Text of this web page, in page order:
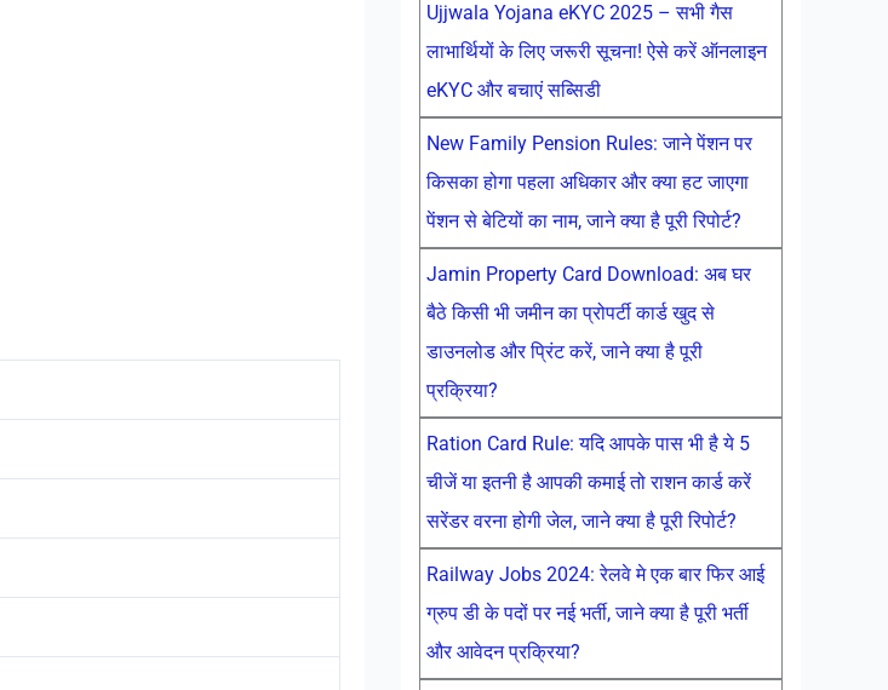
Ujjwala Yojana eKYC 2025 – सभी गैस
लाभार्थियों के लिए जरूरी सूचना! ऐसे करें ऑनलाइन
eKYC और बचाएं सब्सिडी
New Family Pension Rules: जाने पेंशन पर
किसका होगा पहला अधिकार और क्या हट जाएगा
पेंशन से बेटियों का नाम, जाने क्या है पूरी रिपोर्ट?
Jamin Property Card Download: अब घर
बैठे किसी भी जमीन का प्रोपर्टी कार्ड खुद से
डाउनलोड और प्रिंट करें, जाने क्या है पूरी
प्रक्रिया?
Ration Card Rule: यदि आपके पास भी है ये 5
चीजें या इतनी है आपकी कमाई तो राशन कार्ड करें
सरेंडर वरना होगी जेल, जाने क्या है पूरी रिपोर्ट?
Railway Jobs 2024: रेलवे मे एक बार फिर आई
ग्रुप डी के पदों पर नई भर्ती, जाने क्या है पूरी भर्ती
और आवेदन प्रक्रिया?